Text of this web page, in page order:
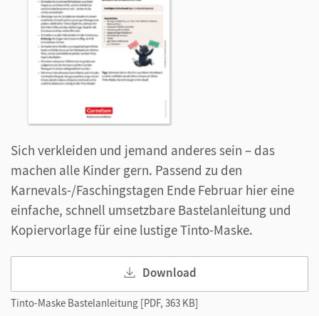
Sich verkleiden und jemand anderes sein – das
machen alle Kinder gern. Passend zu den
Karnevals-/Faschingstagen Ende Februar hier eine
einfache, schnell umsetzbare Bastelanleitung und
Kopiervorlage für eine lustige Tinto-Maske.
Download
Tinto-Maske Bastelanleitung [PDF, 363 KB]